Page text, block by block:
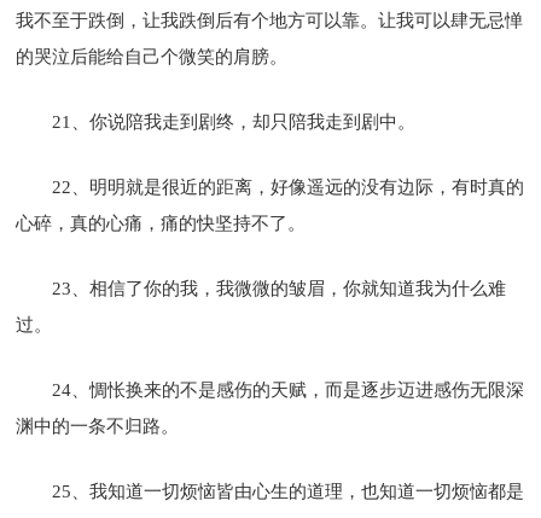
我不至于跌倒，让我跌倒后有个地方可以靠。让我可以肆无忌惮
的哭泣后能给自己个微笑的肩膀。
21、你说陪我走到剧终，却只陪我走到剧中。
22、明明就是很近的距离，好像遥远的没有边际，有时真的
心碎，真的心痛，痛的快坚持不了。
23、相信了你的我，我微微的皱眉，你就知道我为什么难
过。
24、惆怅换来的不是感伤的天赋，而是逐步迈进感伤无限深
渊中的一条不归路。
25、我知道一切烦恼皆由心生的道理，也知道一切烦恼都是